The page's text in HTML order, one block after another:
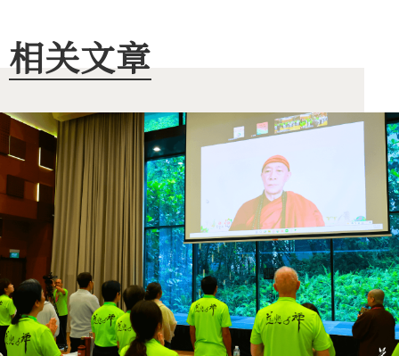
相关文章